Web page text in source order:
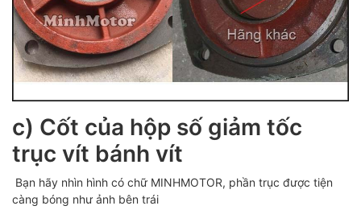
c) Cốt của hộp số giảm tốc
trục vít bánh vít
Bạn hãy nhìn hình có chữ MINHMOTOR, phần trục được tiện
càng bóng như ảnh bên trái